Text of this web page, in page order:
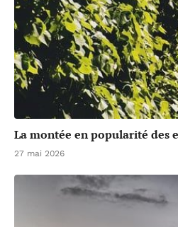
La montée en popularité des
27 mai 2026